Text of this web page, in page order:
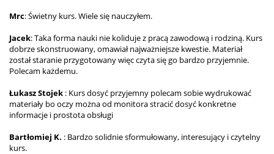
Mrc: Świetny kurs. Wiele się nauczyłem.
Jacek: Taka forma nauki nie koliduje z pracą zawodową i rodziną. Kurs
dobrze skonstruowany, omawiał najważniejsze kwestie. Materiał
został staranie przygotowany więc czyta się go bardzo przyjemnie.
Polecam każdemu.
Łukasz Stojek : Kurs dosyć przyjemny polecam sobie wydrukować
materiały bo oczy można od monitora stracić dosyć konkretne
informacje i prostota obsługi
Bartłomiej K. : Bardzo solidnie sformułowany, interesujący i czytelny
kurs.